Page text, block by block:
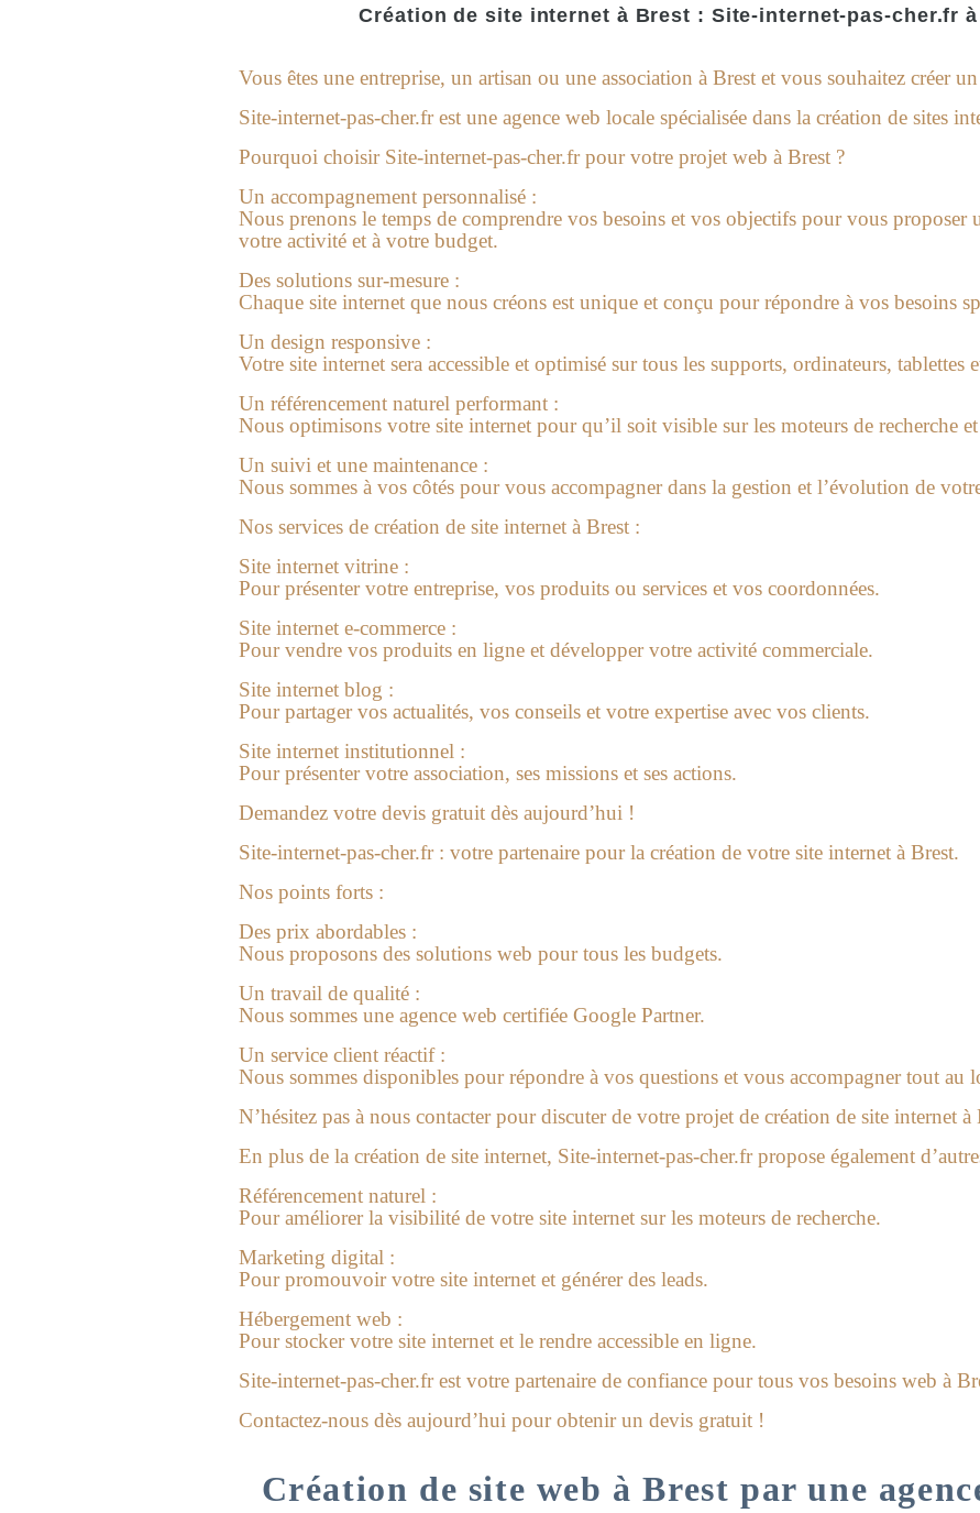
Création de site internet à Brest : Site-internet-pas-cher.fr
Vous êtes une entreprise, un artisan ou une association à Brest et vous souhaitez créer
Site-internet-pas-cher.fr est une agence web locale spécialisée dans la création de sites
Pourquoi choisir Site-internet-pas-cher.fr pour votre projet web à Brest ?
Un accompagnement personnalisé :
Nous prenons le temps de comprendre vos besoins et vos objectifs pour vous proposer
votre activité et à votre budget.
Des solutions sur-mesure :
Chaque site internet que nous créons est unique et conçu pour répondre à vos besoins
Un design responsive :
Votre site internet sera accessible et optimisé sur tous les supports, ordinateurs, tablettes
Un référencement naturel performant :
Nous optimisons votre site internet pour qu’il soit visible sur les moteurs de recherche
Un suivi et une maintenance :
Nous sommes à vos côtés pour vous accompagner dans la gestion et l’évolution de
Nos services de création de site internet à Brest :
Site internet vitrine :
Pour présenter votre entreprise, vos produits ou services et vos coordonnées.
Site internet e-commerce :
Pour vendre vos produits en ligne et développer votre activité commerciale.
Site internet blog :
Pour partager vos actualités, vos conseils et votre expertise avec vos clients.
Site internet institutionnel :
Pour présenter votre association, ses missions et ses actions.
Demandez votre devis gratuit dès aujourd’hui !
Site-internet-pas-cher.fr : votre partenaire pour la création de votre site internet à Brest.
Nos points forts :
Des prix abordables :
Nous proposons des solutions web pour tous les budgets.
Un travail de qualité :
Nous sommes une agence web certifiée Google Partner.
Un service client réactif :
Nous sommes disponibles pour répondre à vos questions et vous accompagner tout au
N’hésitez pas à nous contacter pour discuter de votre projet de création de site internet à
En plus de la création de site internet, Site-internet-pas-cher.fr propose également
Référencement naturel :
Pour améliorer la visibilité de votre site internet sur les moteurs de recherche.
Marketing digital :
Pour promouvoir votre site internet et générer des leads.
Hébergement web :
Pour stocker votre site internet et le rendre accessible en ligne.
Site-internet-pas-cher.fr est votre partenaire de confiance pour tous vos besoins web à
Contactez-nous dès aujourd’hui pour obtenir un devis gratuit !
Création de site web à Brest par une